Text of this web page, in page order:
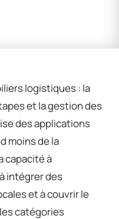
logistiques : la
et la gestion des
des applications
moins de la
capacité à
intégrer des
et à couvrir le
catégories